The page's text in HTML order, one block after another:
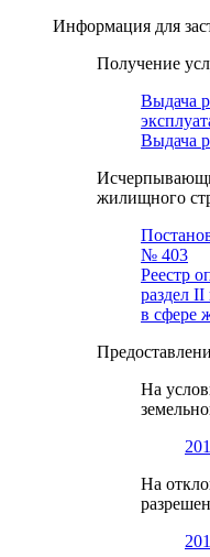
Информация для
Получение
Выдача
Выдача
жилищного
№ 403
Реестр
раздел
в сфере
На
На